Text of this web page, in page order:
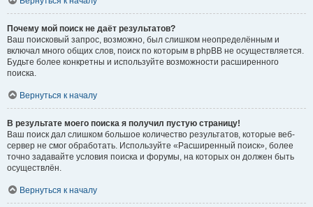
Почему мой поиск не даёт результатов?
Ваш поисковый запрос, возможно, был слишком неопределённым и
включал много общих слов, поиск по которым в phpBB не осуществляется.
Будьте более конкретны и используйте возможности расширенного
поиска.
Вернуться к началу
В результате моего поиска я получил пустую страницу!
Ваш поиск дал слишком большое количество результатов, которые веб-
сервер не смог обработать. Используйте «Расширенный поиск», более
точно задавайте условия поиска и форумы, на которых он должен быть
осуществлён.
Вернуться к началу